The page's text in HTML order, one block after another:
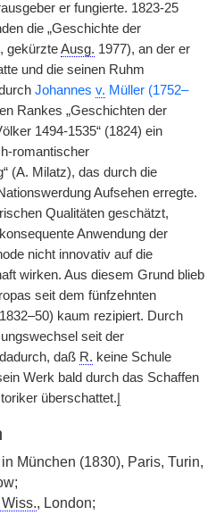
er fungierte. 1823-25
die „Geschichte der
gekürzteAusg. 1977), an der er
und die seinen Ruhm
Johannes v. Müller (1752–
Rankes „Geschichten der
1494-1535“ (1824) ein
romantischer
(A. Milatz), das durch die
Aufsehen erregte.
Qualitäten geschätzt,
Anwendung der
nicht innovativ auf die
wirken. Aus diesem Grund blieb
seit dem fünfzehnten
kaum rezipiert. Durch
seit der
daß R. keine Schule
Werk bald durch das Schaffen
überschattet.
in München (1830), Paris, Turin,
, London;